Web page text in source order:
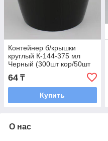
Контейнер б/крышки
круглый К-144-375 мл
Черный (300шт кор/50шт
уп) ПолиЭр (шт.)
64 ₸
Купить
О нас